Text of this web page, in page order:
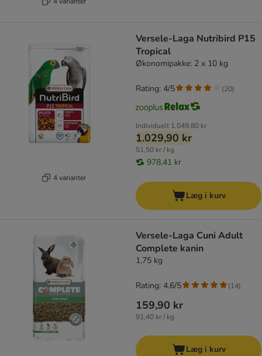
4 varianter
Versele-Laga Nutribird P15
Tropical
Økonomipakke: 2 x 10 kg
Individuelt 1.049,80 kr
1.029,90 kr
51,50 kr / kg
978,41 kr
Rating: 4/5 (20)
Læg i kurv
Versele-Laga Cuni Adult
Complete kanin
1,75 kg
159,90 kr
91,40 kr / kg
Rating: 4.6/5 (14)
Læg i kurv